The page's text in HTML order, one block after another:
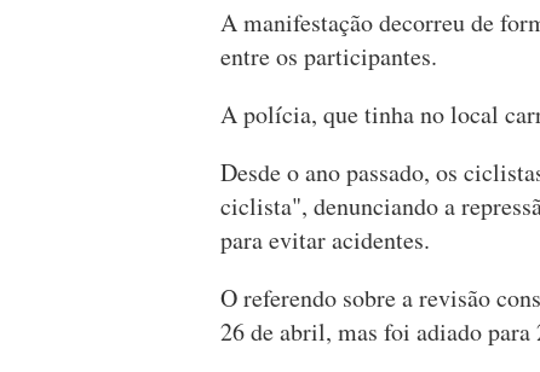
A manifestação decorreu de
entre os participantes.
A polícia, que tinha no local
Desde o ano passado, os
ciclista", denunciando a
para evitar acidentes.
O referendo sobre a revisão
26 de abril, mas foi adiado